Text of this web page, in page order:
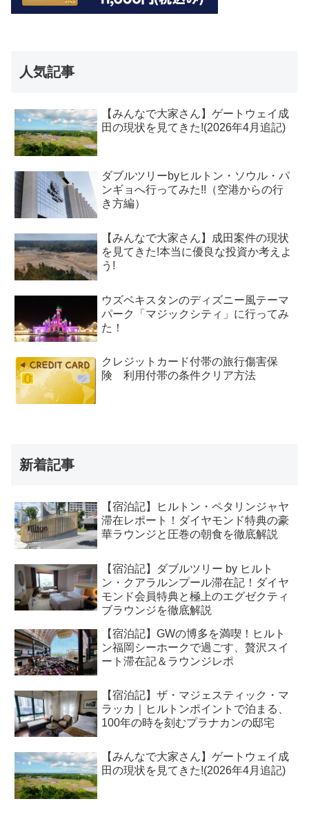
人気記事
【みんなで大家さん】ゲートウェイ成
田の現状を見てきた!(2026年4月追記)
ダブルツリーbyヒルトン・ソウル・パ
ンギョへ行ってみた!!（空港からの行
き方編）
【みんなで大家さん】成田案件の現状
を見てきた!本当に優良な投資か考えよ
う!
ウズベキスタンのディズニー風テーマ
パーク「マジックシティ」に行ってみ
た！
クレジットカード付帯の旅行傷害保
険 利用付帯の条件クリア方法
新着記事
【宿泊記】ヒルトン・ペタリンジャヤ
滞在レポート！ダイヤモンド特典の豪
華ラウンジと圧巻の朝食を徹底解説
【宿泊記】ダブルツリー by ヒルト
ン・クアラルンプール滞在記！ダイヤ
モンド会員特典と極上のエグゼクティ
ブラウンジを徹底解説
【宿泊記】GWの博多を満喫！ヒルト
ン福岡シーホークで過ごす、贅沢スイ
ート滞在記＆ラウンジレポ
【宿泊記】ザ・マジェスティック・マ
ラッカ｜ヒルトンポイントで泊まる、
100年の時を刻むプラナカンの邸宅
【みんなで大家さん】ゲートウェイ成
田の現状を見てきた!(2026年4月追記)